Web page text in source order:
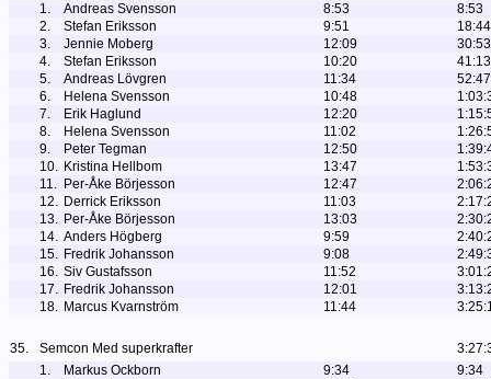
1.
Andreas Svensson 8:53
8:53
2.
Stefan Eriksson 9:51
18:44
3.
Jennie Moberg 12:09
30:53
4.
Stefan Eriksson 10:20
41:13
5.
Andreas Lövgren 11:34
52:47
6.
Helena Svensson 10:48
7.
Erik Haglund 12:20
8.
Helena Svensson 11:02
9.
Peter Tegman 12:50
10. Kristina Hellbom 13:47
11. Per-Åke Börjesson 12:47
12. Derrick Eriksson 11:03
13. Per-Åke Börjesson 13:03
14. Anders Högberg 9:59
15. Fredrik Johansson 9:08
16. Siv Gustafsson 11:52
17. Fredrik Johansson 12:01
18. Marcus Kvarnström 11:44
35. Semcon Med superkrafter
1.
Markus Ockborn 9:34
9:34